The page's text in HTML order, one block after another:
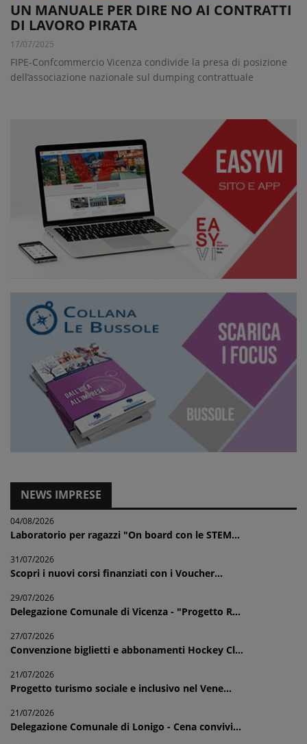
UN MANUALE PER DIRE NO AI CONTRATTI
DI LAVORO PIRATA
17/07/2025
FIPE-Confcommercio Vicenza condivide la presa di posizione
dell’associazione nazionale sul dumping contrattuale
NEWS IMPRESE
04/08/2026
Laboratorio per ragazzi "On board con le STEM...
31/07/2026
Scopri i nuovi corsi finanziati con i Voucher...
29/07/2026
Delegazione Comunale di Vicenza - "Progetto R...
27/07/2026
Convenzione biglietti e abbonamenti Hockey Cl...
21/07/2026
Progetto turismo sociale e inclusivo nel Vene...
21/07/2026
Delegazione Comunale di Lonigo - Cena convivi...